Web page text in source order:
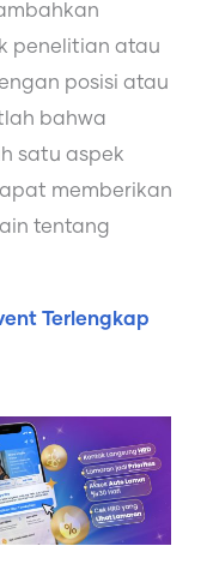
penelitian atau
posisi atau
bahwa
satu aspek
memberikan
tentang
Terlengkap